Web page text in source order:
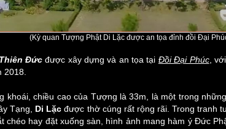
(Kỳ quan Tượng Phật Di Lặc được an tọa đỉnh đồi Đại
Đức được xây dựng và an tọa tại Đồi Đại Phúc,
2018.
chiều cao của Tượng là 33m, là một trong
Tạng, Di Lặc được thờ cúng rất rộng rãi. Trong tranh
chéo hay đặt xuống sàn, hình ảnh mang hàm ý Đức